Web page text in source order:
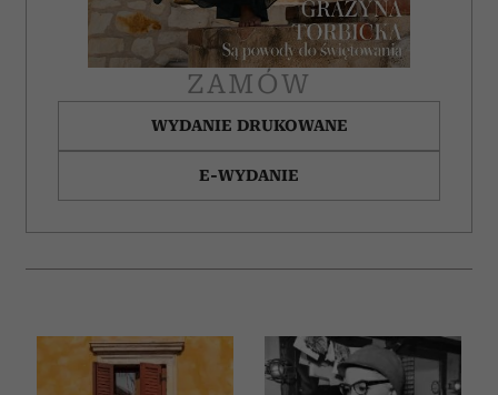
ZAMÓW
WYDANIE DRUKOWANE
E-WYDANIE